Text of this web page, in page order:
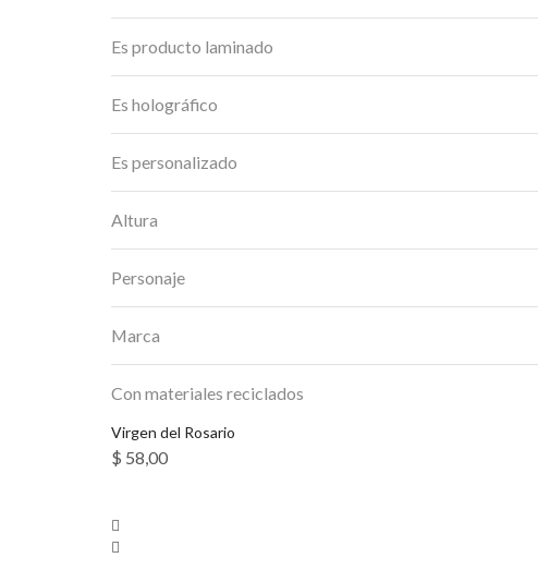
Es producto laminado
Es holográfico
Es personalizado
Altura
Personaje
Marca
Con materiales reciclados
Virgen del Rosario
$ 58,00